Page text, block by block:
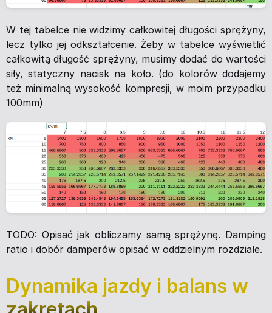
W tej tabelce nie widzimy całkowitej długości sprężyny,
lecz tylko jej odkształcenie. Żeby w tabelce wyświetlić
całkowitą długość sprężyny, musimy dodać do wartości
siły, statyczny nacisk na koło. (do kolorów dodajemy
też minimalną wysokość kompresji, w moim przypadku
100mm)
TODO: Opisać jak obliczamy samą sprężynę. Damping
ratio i dobór damperów opisać w oddzielnym rozdziale.
Dynamika jazdy i balans w